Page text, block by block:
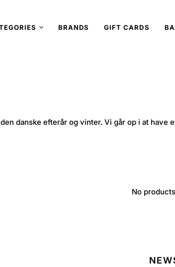
BRANDS GIFT CARDS
danske efterår og vinter. Vi går op i at
No